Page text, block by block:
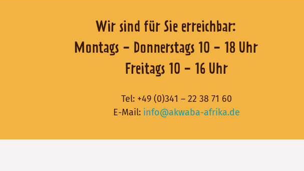
Wir sind für Sie erreichbar:
Montags - Donnerstags 10 - 18 Uhr
Freitags 10 - 16 Uhr
Tel: +49 (0)341 – 22 38 71 60
E-Mail: info@akwaba-afrika.de